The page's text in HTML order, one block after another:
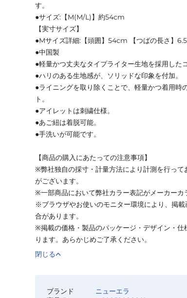
す。
●サイズ:【M(M/L)】約54cm
【実寸サイズ】
●Mサイズ詳細:【頭囲】54cm 【つばの長さ】
●中国製
●軽量かつ丈夫なタイプライター生地を採用した
●ハリのある生地感が、ソリッドな印象を付加。
●ライニングを取り除くことで、軽量かつ着用時
ト。
●アイレットは刺繍仕様。
●あご紐は着脱可能。
●手洗いが可能です。
【商品の購入にあたっての注意事項】
※弊社独自の採寸・計量方法により計測を行っ
がございます。
※一部商品において弊社カラー表記がメーカーカ
※ブラウザやお使いのモニター環境により、掲
合があります。
※掲載の価格・製品のパッケージ・デザイン・
ります。あらかじめご了承ください。
閉じる
ブランド
ニューエラ